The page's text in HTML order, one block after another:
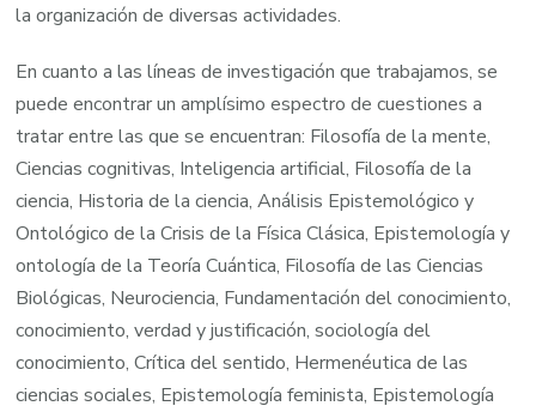
la organización de diversas actividades.
En cuanto a las líneas de investigación que trabajamos, se
puede encontrar un amplísimo espectro de cuestiones a
tratar entre las que se encuentran: Filosofía de la mente,
Ciencias cognitivas, Inteligencia artificial, Filosofía de la
ciencia, Historia de la ciencia, Análisis Epistemológico y
Ontológico de la Crisis de la Física Clásica, Epistemología y
ontología de la Teoría Cuántica, Filosofía de las Ciencias
Biológicas, Neurociencia, Fundamentación del conocimiento,
conocimiento, verdad y justificación, sociología del
conocimiento, Crítica del sentido, Hermenéutica de las
ciencias sociales, Epistemología feminista, Epistemología